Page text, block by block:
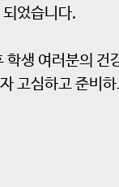
었습니다.
생 여러분의 건
고심하고 준비